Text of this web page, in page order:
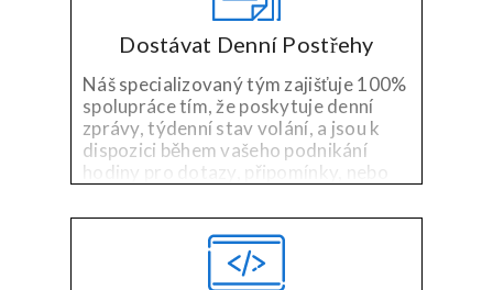
Dostávat Denní Postřehy
Náš specializovaný tým zajišťuje 100%
spolupráce tím, že poskytuje denní
zprávy, týdenní stav volání, a jsou k
dispozici během vašeho podnikání
hodiny pro dotazy, připomínky, nebo